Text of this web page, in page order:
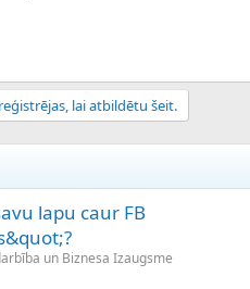
lai atbildētu šeit.
lapu caur FB
un Biznesa Izaugsme